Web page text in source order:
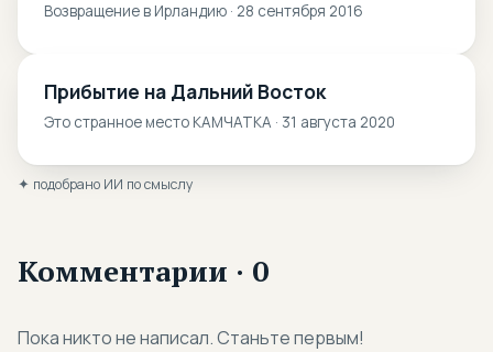
Возвращение в Ирландию · 28 сентября 2016
Прибытие на Дальний Восток
Это странное место КАМЧАТКА · 31 августа 2020
✦ подобрано ИИ по смыслу
Комментарии · 0
Пока никто не написал. Станьте первым!